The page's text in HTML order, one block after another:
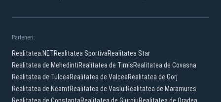
Parteneri:
Realitatea.NETRealitatea SportivaRealitatea Star
Realitatea de MehedintiRealitatea de TimisRealitatea de Covasna
Realitatea de TulceaRealitatea de ValceaRealitatea de Gorj
Realitatea de NeamtRealitatea de VasluiRealitatea de Maramures